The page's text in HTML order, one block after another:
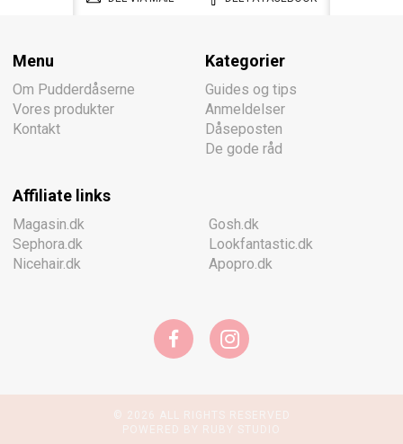
Menu
Om Pudderdåserne
Vores produkter
Kontakt
Kategorier
Guides og tips
Anmeldelser
Dåseposten
De gode råd
Affiliate links
Magasin.dk
Sephora.dk
Nicehair.dk
Gosh.dk
Lookfantastic.dk
Apopro.dk
© 2026 ALL RIGHTS RESERVED
POWERED BY RUBY STUDIO